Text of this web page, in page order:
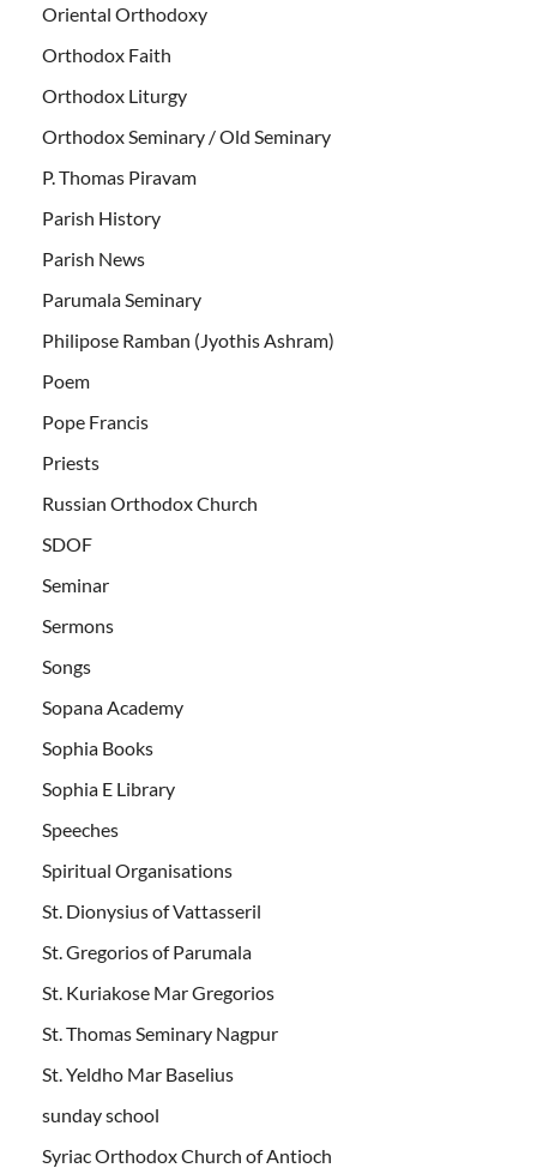
Oriental Orthodoxy
Orthodox Faith
Orthodox Liturgy
Orthodox Seminary / Old Seminary
P. Thomas Piravam
Parish History
Parish News
Parumala Seminary
Philipose Ramban (Jyothis Ashram)
Poem
Pope Francis
Priests
Russian Orthodox Church
SDOF
Seminar
Sermons
Songs
Sopana Academy
Sophia Books
Sophia E Library
Speeches
Spiritual Organisations
St. Dionysius of Vattasseril
St. Gregorios of Parumala
St. Kuriakose Mar Gregorios
St. Thomas Seminary Nagpur
St. Yeldho Mar Baselius
sunday school
Syriac Orthodox Church of Antioch